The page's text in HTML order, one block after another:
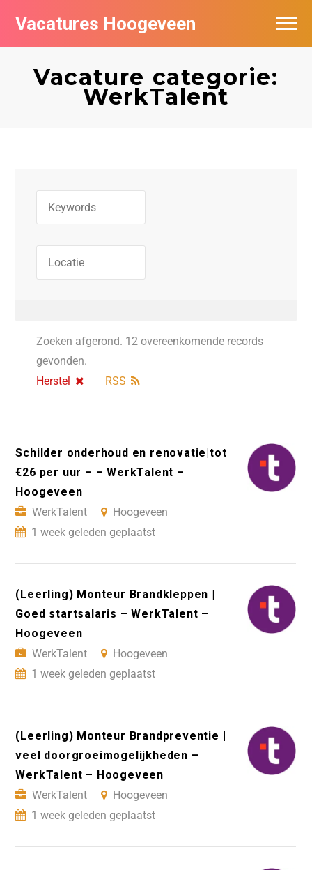
Vacatures Hoogeveen
Vacature categorie:
WerkTalent
Zoeken afgerond. 12 overeenkomende records
gevonden.
Herstel
RSS
Schilder onderhoud en renovatie|tot
€26 per uur – – WerkTalent –
Hoogeveen
WerkTalent
Hoogeveen
1 week geleden geplaatst
(Leerling) Monteur Brandkleppen |
Goed startsalaris – WerkTalent –
Hoogeveen
WerkTalent
Hoogeveen
1 week geleden geplaatst
(Leerling) Monteur Brandpreventie |
veel doorgroeimogelijkheden –
WerkTalent – Hoogeveen
WerkTalent
Hoogeveen
1 week geleden geplaatst
Vacatures per bedrijf
De populairste vacatures in Hoogeveen